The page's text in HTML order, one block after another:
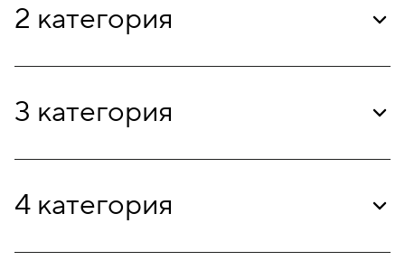
2 категория
3 категория
4 категория